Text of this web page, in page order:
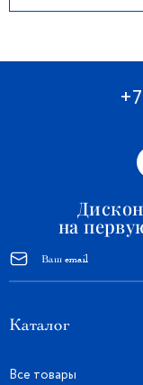
на
Каталог
Все товары